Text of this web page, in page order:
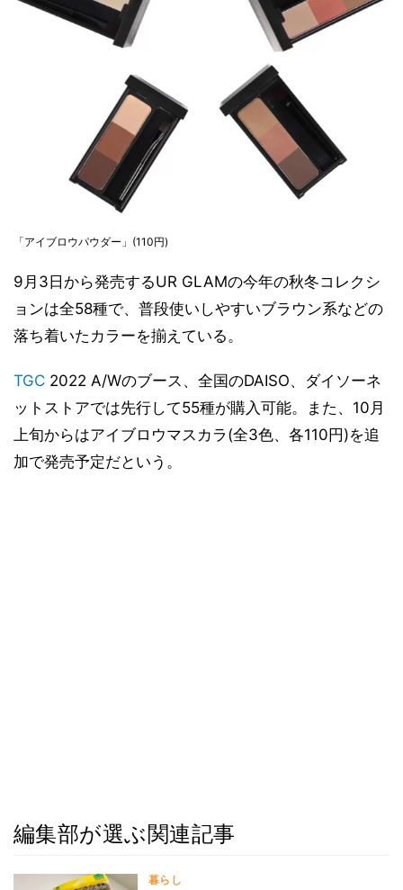
「アイブロウパウダー」(110円)
9月3日から発売するUR GLAMの今年の秋冬コレクシ
ョンは全58種で、普段使いしやすいブラウン系などの
落ち着いたカラーを揃えている。
TGC 2022 A/Wのブース、全国のDAISO、ダイソーネ
ットストアでは先行して55種が購入可能。また、10月
上旬からはアイブロウマスカラ(全3色、各110円)を追
加で発売予定だという。
編集部が選ぶ関連記事
暮らし